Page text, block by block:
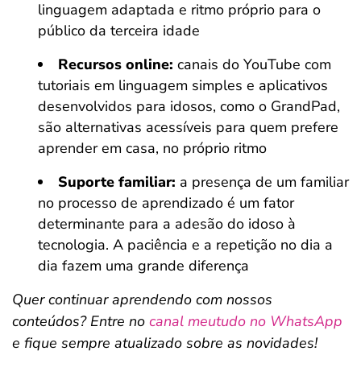
linguagem adaptada e ritmo próprio para o
público da terceira idade
Recursos online: canais do YouTube com
tutoriais em linguagem simples e aplicativos
desenvolvidos para idosos, como o GrandPad,
são alternativas acessíveis para quem prefere
aprender em casa, no próprio ritmo
Suporte familiar: a presença de um familiar
no processo de aprendizado é um fator
determinante para a adesão do idoso à
tecnologia. A paciência e a repetição no dia a
dia fazem uma grande diferença
Quer continuar aprendendo com nossos
conteúdos? Entre no canal meutudo no WhatsApp
e fique sempre atualizado sobre as novidades!